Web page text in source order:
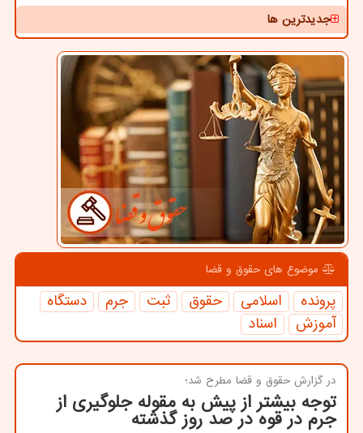
جدیدترین ها
موضوع های حقوق و قضا
پرونده اسلامی حقوق ثبت جرم
دستگاه
آموزش
اسناد
در گزارش حقوق و قضا مطرح شد؛
توجه بیشتر از پیش به مقوله جلوگیری از
جرم در قوه در صد روز گذشته